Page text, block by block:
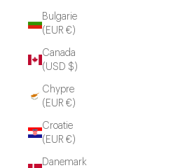
Bulgarie
(EUR €)
Canada
(USD $)
Chypre
(EUR €)
Croatie
(EUR €)
Danemark